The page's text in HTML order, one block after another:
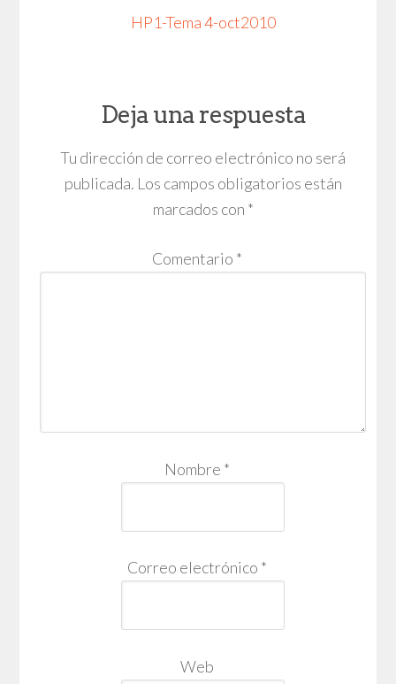
HP1-Tema 4-oct2010
Deja una respuesta
Tu dirección de correo electrónico no será
publicada. Los campos obligatorios están
marcados con *
Comentario *
Nombre *
Correo electrónico *
Web